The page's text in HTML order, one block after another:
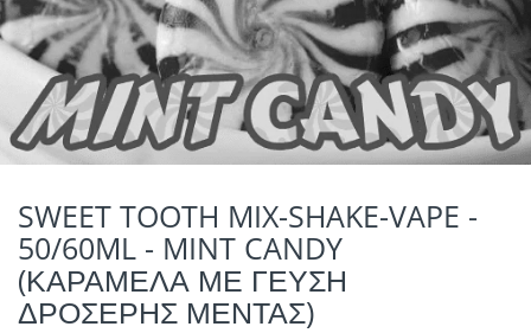
VIKINGS VAP &
POTION
QUACK'S JUICE
REVOLUTE
SWEET TOOTH MIX-SHAKE-VAPE -
50/60ML - MINT CANDY
(ΚΑΡΑΜΕΛΑ ΜΕ ΓΕΥΣΗ
ΔΡΟΣΕΡΗΣ ΜΕΝΤΑΣ)